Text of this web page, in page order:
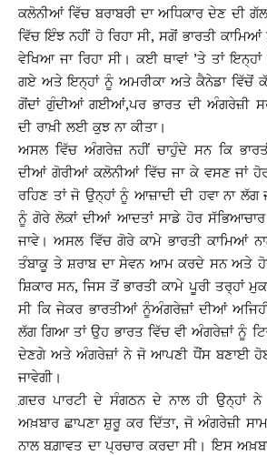
ਕਲੋਨੀਆਂ ਵਿੱਚ ਬਰਾਬਰੀ ਦਾ ਅਧਿਕਾਰ ਦੇਣ ਦੀ
ਵਿੱਚ ਇੰਝ ਨਹੀਂ ਹੋ ਰਿਹਾ ਸੀ, ਸਗੋਂ ਭਾਰਤੀ
ਵੇਖਿਆ ਜਾ ਰਿਹਾ ਸੀ। ਕਈ ਥਾਵਾਂ ’ਤੇ ਤਾਂ
ਗਏ ਅਤੇ ਇਨ੍ਹਾਂ ਨੂੰ ਅਮਰੀਕਾ ਅਤੇ ਕੈਨੇਡਾ ਵਿੱਚੋਂ
ਗੋਂਦਾਂ ਗੁੰਦੀਆਂ ਗਈਆਂ,ਪਰ ਭਾਰਤ ਦੀ ਅੰਗਰੇਜ਼ੀ
ਦੀ ਰਾਖ਼ੀ ਲਈ ਕੁਝ ਨਾ ਕੀਤਾ।
ਅਸਲ ਵਿੱਚ ਅੰਗਰੇਜ਼ ਨਹੀਂ ਚਾਹੁੰਦੇ ਸਨ ਕਿ
ਦੀਆਂ ਗੋਰੀਆਂ ਕਲੋਨੀਆਂ ਵਿੱਚ ਜਾ ਕੇ ਵਸਣ ਜਾਂ
ਰਹਿਣ ਤਾਂ ਜੋ ਉਨ੍ਹਾਂ ਨੂੰ ਆਜ਼ਾਦੀ ਦੀ ਹਵਾ ਨਾ ਲੱਗ
ਨੂੰ ਗੋਰੇ ਲੋਕਾਂ ਦੀਆਂ ਆਦਤਾਂ ਸਾਡੇ ਹੋਰ ਸੱਭਿਆਚਾਰ
ਜਾਵੇ। ਅਸਲ ਵਿੱਚ ਗੋਰੇ ਕਾਮੇ ਭਾਰਤੀ ਕਾਮਿਆਂ
ਤੰਬਾਕੂ ਤੇ ਸ਼ਰਾਬ ਦਾ ਸੇਵਨ ਆਮ ਕਰਦੇ ਸਨ ਅਤੇ
ਸ਼ਿਕਾਰ ਸਨ, ਜਿਸ ਤੋਂ ਭਾਰਤੀ ਕਾਮੇ ਪੂਰੀ ਤਰ੍ਹਾਂ
ਸੀ ਕਿ ਜੇਕਰ ਭਾਰਤੀਆਂ ਨੂੰਅੰਗਰੇਜ਼ਾਂ ਦੀਆਂ
ਲੱਗ ਗਿਆ ਤਾਂ ਉਹ ਭਾਰਤ ਵਿੱਚ ਵੀ ਅੰਗਰੇਜ਼ਾਂ ਨੂੰ
ਦੇਣਗੇ ਅਤੇ ਅੰਗਰੇਜ਼ਾਂ ਨੇ ਜੋ ਆਪਣੀ ਧੌਂਸ ਬਣਾਈ
ਜਾਵੇਗੀ।
ਗ਼ਦਰ ਪਾਰਟੀ ਦੇ ਸੰਗਠਨ ਦੇ ਨਾਲ ਹੀ ਉਨ੍ਹਾਂ
ਅਖ਼ਬਾਰ ਛਾਪਣਾ ਸ਼ੁਰੂ ਕਰ ਦਿੱਤਾ, ਜੋ ਅੰਗਰੇਜ਼ੀ
ਨਾਲ ਬਗ਼ਾਵਤ ਦਾ ਪ੍ਰਚਾਰ ਕਰਦਾ ਸੀ। ਇਸ